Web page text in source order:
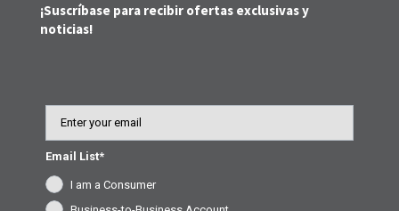
¡Suscríbase para recibir ofertas exclusivas y
noticias!
Email List*
I am a Consumer